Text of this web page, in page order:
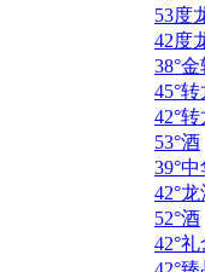
53度
42度
38°
45°
42°
53°酒
39°
42°
52°酒
42°